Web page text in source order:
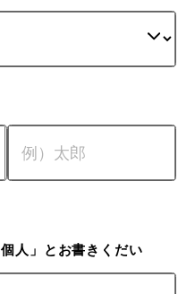
人」とお書きくだい